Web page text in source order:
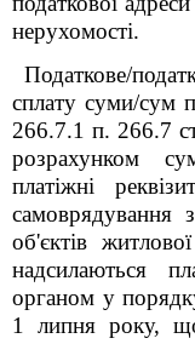
нерухомості.
Податкове/
сплату суми/сум
266.7.1 п. 266.7
розрахунком
платіжні
самоврядування
об'єктів
надсилаються
органом у
1 липня року,